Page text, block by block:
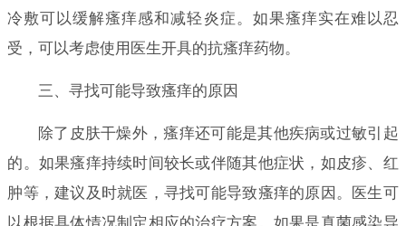
冷敷可以缓解瘙痒感和减轻炎症。如果瘙痒实在难以忍
受，可以考虑使用医生开具的抗瘙痒药物。
三、寻找可能导致瘙痒的原因
除了皮肤干燥外，瘙痒还可能是其他疾病或过敏引起
的。如果瘙痒持续时间较长或伴随其他症状，如皮疹、红
肿等，建议及时就医，寻找可能导致瘙痒的原因。医生可
以根据具体情况制定相应的治疗方案。如果是真菌感染导